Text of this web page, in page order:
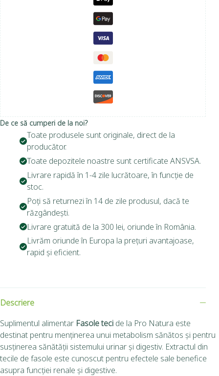
De ce să cumperi de la noi?
Toate produsele sunt originale, direct de la
producător.
Toate depozitele noastre sunt certificate ANSVSA.
Livrare rapidă în 1-4 zile lucrătoare, în funcție de
stoc.
Poți să returnezi în 14 de zile produsul, dacă te
răzgândești.
Livrare gratuită de la 300 lei, oriunde în România.
Livrăm oriunde în Europa la prețuri avantajoase,
rapid și eficient.
Descriere
Suplimentul alimentar Fasole teci de la Pro Natura este
destinat pentru menținerea unui metabolism sănătos și pentru
susținerea sănătății sistemului urinar și digestiv. Extractul din
tecile de fasole este cunoscut pentru efectele sale benefice
asupra funcției renale și digestive.